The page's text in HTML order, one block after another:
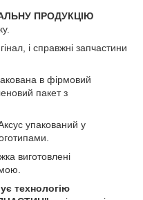
ПРОДУКЦІЮ
і справжні запчастини
в фірмовий
пакет з
упакований у
виготовлені
технологію